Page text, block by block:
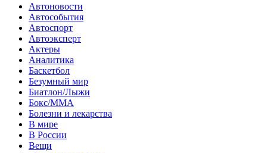
Автоновости
Автособытия
Автоспорт
Автоэксперт
Актеры
Аналитика
Баскетбол
Безумный мир
Биатлон/Лыжи
Бокс/MMA
Болезни и лекарства
В мире
В России
Вещи